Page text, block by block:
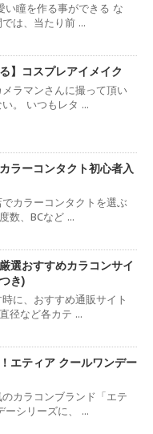
い瞳を作る事ができる な
は、当たり前 ...
】コスプレアイメイク
ラマンさんに撮って頂い
。 いつもレタ ...
ラーコンタクト初心者入
カラーコンタクトを選ぶ
数、BCなど ...
選おすすめカラコンサイ
き)
に、おすすめ通販サイト
径など各カテ ...
エティア クールワンデー
カラコンブランド「エテ
ーシリーズに、 ...